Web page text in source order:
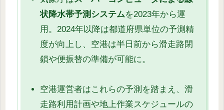
状降水帯予測システムを2023年から運
用。2024年以降は都道府県単位の予測精
度が向上し、空港は半日前から滑走路閉
鎖や便振替の準備が可能に。
空港運営者はこれらの予測を踏まえ、滑
走路利用計画や地上作業スケジュールの